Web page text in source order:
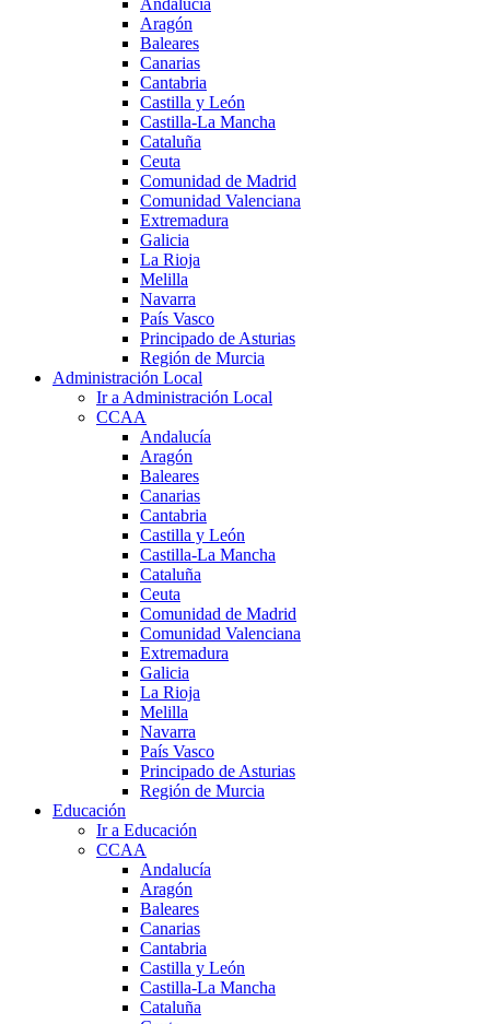
Aragón
Baleares
Canarias
Cantabria
Castilla y León
Castilla-La Mancha
Cataluña
Ceuta
Comunidad de Madrid
Comunidad Valenciana
Extremadura
Galicia
La Rioja
Melilla
Navarra
País Vasco
Principado de Asturias
Región de Murcia
Administración Local
Ir a Administración Local
CCAA
Andalucía
Aragón
Baleares
Canarias
Cantabria
Castilla y León
Castilla-La Mancha
Cataluña
Ceuta
Comunidad de Madrid
Comunidad Valenciana
Extremadura
Galicia
La Rioja
Melilla
Navarra
País Vasco
Principado de Asturias
Región de Murcia
Educación
Ir a Educación
CCAA
Andalucía
Aragón
Baleares
Canarias
Cantabria
Castilla y León
Castilla-La Mancha
Cataluña